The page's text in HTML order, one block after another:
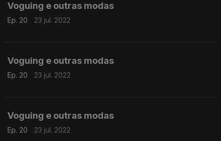
Voguing e outras modas
Ep. 20 23 jul. 2022
Voguing e outras modas
Ep. 20 23 jul. 2022
Voguing e outras modas
Ep. 20 23 jul. 2022